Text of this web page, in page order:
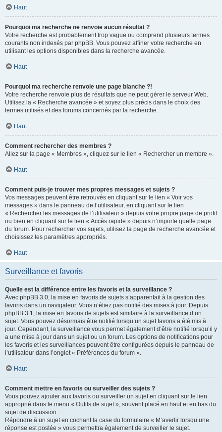
Haut
Pourquoi ma recherche ne renvoie aucun résultat ?
Votre recherche est probablement trop vague ou comprend plusieurs termes
courants non indexés par phpBB. Vous pouvez affiner votre recherche en
utilisant les options disponibles dans la recherche avancée.
Haut
Pourquoi ma recherche renvoie une page blanche ?!
Votre recherche renvoie plus de résultats que ne peut gérer le serveur Web.
Utilisez la « Recherche avancée » et soyez plus précis dans le choix des
termes utilisés et des forums concernés par la recherche.
Haut
Comment rechercher des membres ?
Allez sur la page « Membres », cliquez sur le lien « Rechercher un membre ».
Haut
Comment puis-je trouver mes propres messages et sujets ?
Vos messages peuvent être retrouvés en cliquant sur le lien « Voir vos
messages » dans le panneau de l’utilisateur, en cliquant sur le lien
« Rechercher les messages de l’utilisateur » depuis votre propre page de profil
ou bien en cliquant sur le lien « Accès rapide » depuis n’importe quelle page
du forum. Pour rechercher vos sujets, utilisez la page de recherche avancée et
choisissez les paramètres appropriés.
Haut
Surveillance et favoris
Quelle est la différence entre les favoris et la surveillance ?
Avec phpBB 3.0, la mise en favoris de sujets s’apparentait à la gestion des
favoris dans un navigateur. Vous n’étiez pas notifié des mises à jour. Depuis
phpBB 3.1, la mise en favoris de sujets est similaire à la surveillance d’un
sujet. Vous pouvez désormais être notifié lorsqu’un sujet favoris a été mis à
jour. Cependant, la surveillance vous permet également d’être notifié lorsqu’il y
a une mise à jour dans un sujet ou un forum. Les options de notifications pour
les favoris et les surveillances peuvent être configurées depuis le panneau de
l’utilisateur dans l’onglet « Préférences du forum ».
Haut
Comment mettre en favoris ou surveiller des sujets ?
Vous pouvez ajouter aux favoris ou surveiller un sujet en cliquant sur le lien
approprié dans le menu « Outils de sujet », souvent placé en haut et en bas du
sujet de discussion.
Répondre à un sujet en cochant la case du formulaire « M’avertir lorsqu’une
réponse est postée » vous permettra également de surveiller le sujet.